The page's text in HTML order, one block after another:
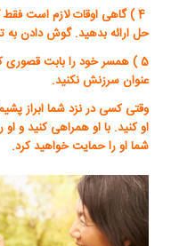
4 ) گاهی اوقات لازم است
حل ارائه بدهید. گوش دادن به
5 ) همسر خود را بابت قصوری
عنوان سرزنش نکنید.
وقتی کسی در نزد شما ابراز
او کنید. با او همراهی کنید و
شما او را حمایت خواهید کرد.